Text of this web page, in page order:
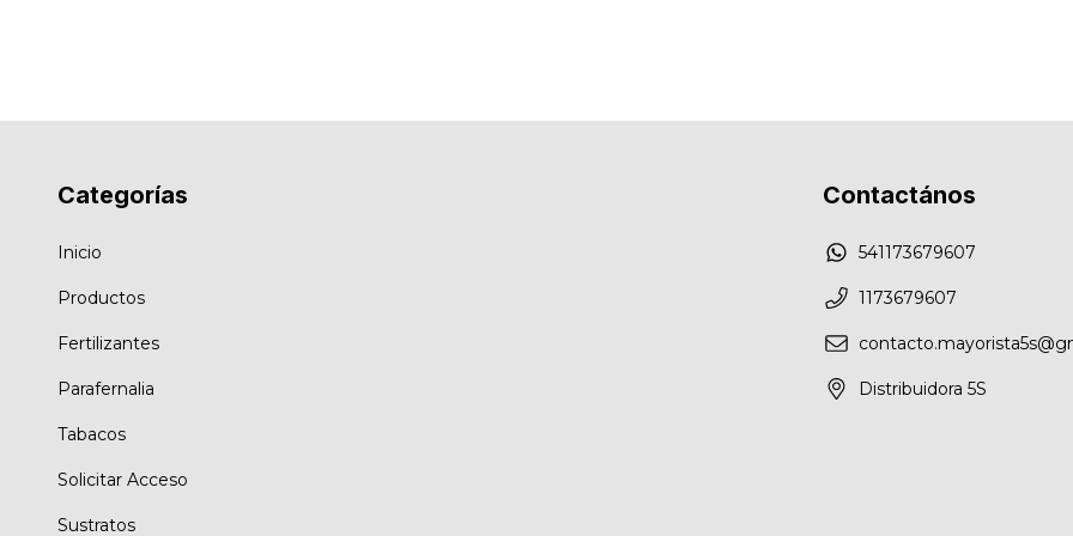
Categorías
Inicio
Productos
Fertilizantes
Parafernalia
Tabacos
Solicitar Acceso
Sustratos
Contactános
541173679607
1173679607
Distribuidora 5S